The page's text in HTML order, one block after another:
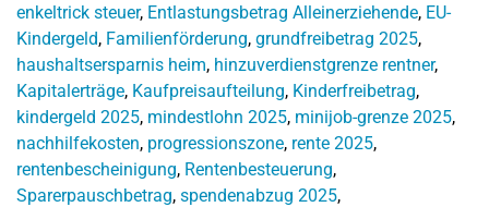
enkeltrick steuer, Entlastungsbetrag Alleinerziehende, EU-
Kindergeld, Familienförderung, grundfreibetrag 2025,
haushaltsersparnis heim, hinzuverdienstgrenze rentner,
Kapitalerträge, Kaufpreisaufteilung, Kinderfreibetrag,
kindergeld 2025, mindestlohn 2025, minijob-grenze 2025,
nachhilfekosten, progressionszone, rente 2025,
rentenbescheinigung, Rentenbesteuerung,
Sparerpauschbetrag, spendenabzug 2025,